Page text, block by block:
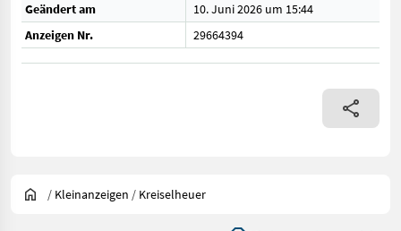
Geändert am
10. Juni 2026 um 15:44
Anzeigen Nr.
29664394
/ Kleinanzeigen / Kreiselheuer